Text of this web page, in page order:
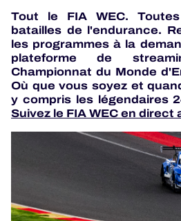
Tout le FIA WEC.
batailles de l'endurance.
les programmes à la
plateforme de
Championnat du Monde
Où que vous soyez et
y compris les légendaires
Suivez le FIA WEC en direct